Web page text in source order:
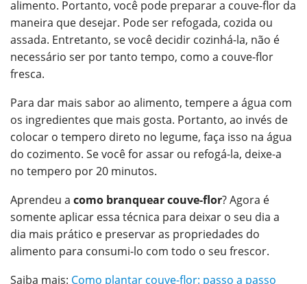
alimento. Portanto, você pode preparar a couve-flor da
maneira que desejar. Pode ser refogada, cozida ou
assada. Entretanto, se você decidir cozinhá-la, não é
necessário ser por tanto tempo, como a couve-flor
fresca.
Para dar mais sabor ao alimento, tempere a água com
os ingredientes que mais gosta. Portanto, ao invés de
colocar o tempero direto no legume, faça isso na água
do cozimento. Se você for assar ou refogá-la, deixe-a
no tempero por 20 minutos.
Aprendeu a como branquear couve-flor? Agora é
somente aplicar essa técnica para deixar o seu dia a
dia mais prático e preservar as propriedades do
alimento para consumi-lo com todo o seu frescor.
Saiba mais: Como plantar couve-flor: passo a passo